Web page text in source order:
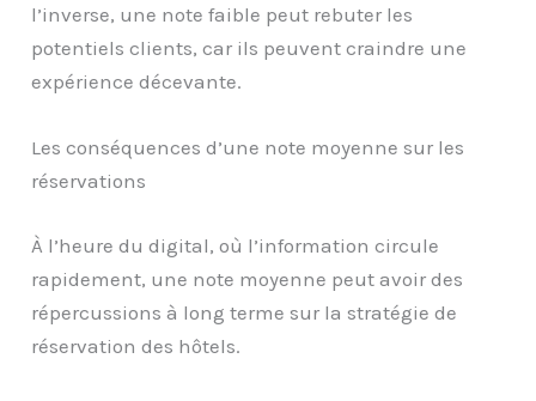
l’inverse, une note faible peut rebuter les
potentiels clients, car ils peuvent craindre une
expérience décevante.
Les conséquences d’une note moyenne sur les
réservations
À l’heure du digital, où l’information circule
rapidement, une note moyenne peut avoir des
répercussions à long terme sur la stratégie de
réservation des hôtels.